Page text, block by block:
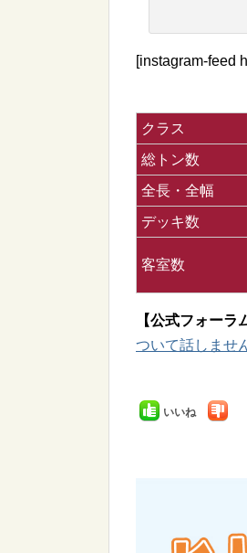
[instagram-feed
クラス
総トン数
全長・全幅
デッキ数
客室数
【公式フォーラ
ついて話しませ
いいね